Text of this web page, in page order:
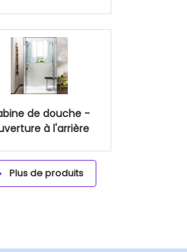
de douche -
à l'arrière
Plus de produits